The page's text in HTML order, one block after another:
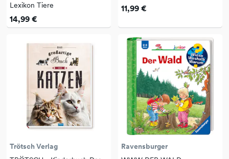
Lexikon Tiere
14,99 €
11,99 €
Trötsch Verlag
Ravensburger